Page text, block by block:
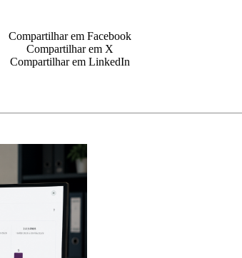
Compartilhar em Facebook
Compartilhar em X
Compartilhar em LinkedIn